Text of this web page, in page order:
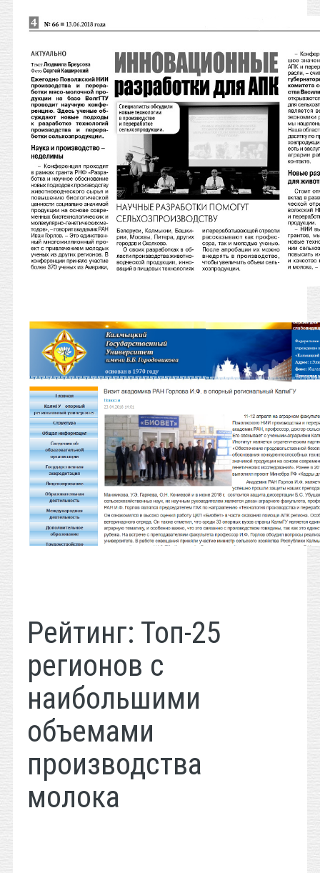
Рейтинг: Топ-25
регионов с
наибольшими
объемами
производства
молока